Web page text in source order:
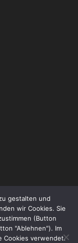
Damian
gestalten und
wir Cookies. Sie
(Button
"Ablehnen"). Im
Cookies verwendet.